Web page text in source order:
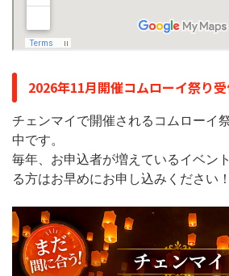
2026年11月開催コムローイ祭り受
チェンマイで開催されるコムローイ
中です。
毎年、お申込者が増えているイベン
る方はお早めにお申し込みください！